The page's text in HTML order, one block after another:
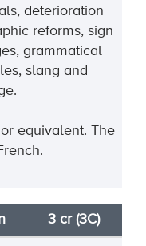
deterioration
reforms, sign
grammatical
slang and
or equivalent. The
3 cr (3C)